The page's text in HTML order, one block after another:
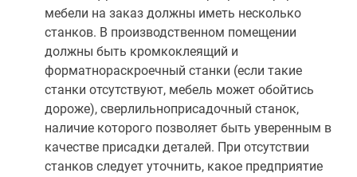
мебели на заказ должны иметь несколько
станков. В производственном помещении
должны быть кромкоклеящий и
форматнораскроечный станки (если такие
станки отсутствуют, мебель может обойтись
дороже), сверлильноприсадочный станок,
наличие которого позволяет быть уверенным в
качестве присадки деталей. При отсутствии
станков следует уточнить, какое предприятие